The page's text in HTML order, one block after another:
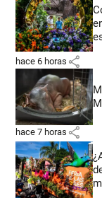
hace 6 horas share
hace 7 horas share